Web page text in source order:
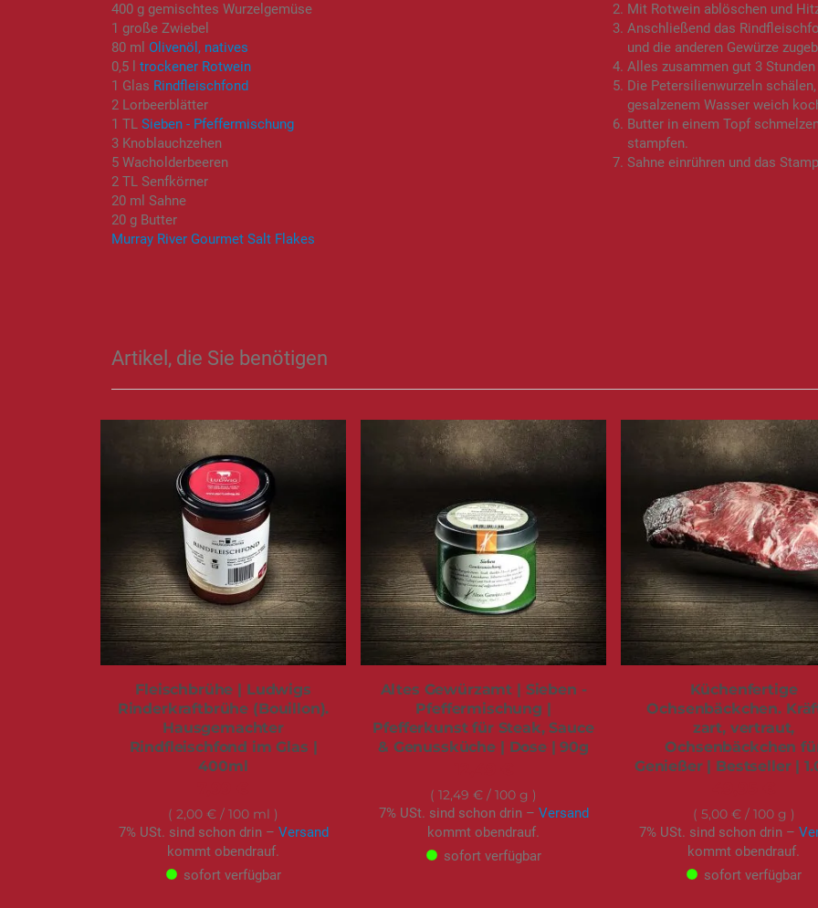
400 g gemischtes Wurzelgemüse
1 große Zwiebel
80 ml Olivenöl, natives
0,5 l trockener Rotwein
1 Glas Rindfleischfond
2 Lorbeerblätter
1 TL Sieben - Pfeffermischung
3 Knoblauchzehen
5 Wacholderbeeren
2 TL Senfkörner
20 ml Sahne
20 g Butter
Murray River Gourmet Salt Flakes
Mit Rotwein ablöschen und
Anschließend das
und die anderen Gewürze
Alles zusammen gut 3
Die Petersilienwurzeln
gesalzenem Wasser weich
Butter in einem Topf
stampfen.
Sahne einrühren und das
Artikel, die Sie benötigen
Fleischbrühe | Ludwigs
Rinderkraftbrühe (Bouillon).
Hausgemachter
Rindfleischfond im Glas |
400ml
2,00 € / 100 ml
7% USt. sind schon drin – Versand
kommt obendrauf.
sofort verfügbar
Altes Gewürzamt | Sieben -
Pfeffermischung |
Pfefferkunst für Steak, Sauce
& Genussküche | Dose | 90g
12,49 € / 100 g
7% USt. sind schon drin – Versand
kommt obendrauf.
sofort verfügbar
Küchenfertige
Ochsenbäckchen.
zart, vertraut,
Ochsenbäckchen
Genießer | Bestseller |
5,00 €/ 100 g
7% USt. sind schon drin –
kommt obendrauf.
sofort verfügbar